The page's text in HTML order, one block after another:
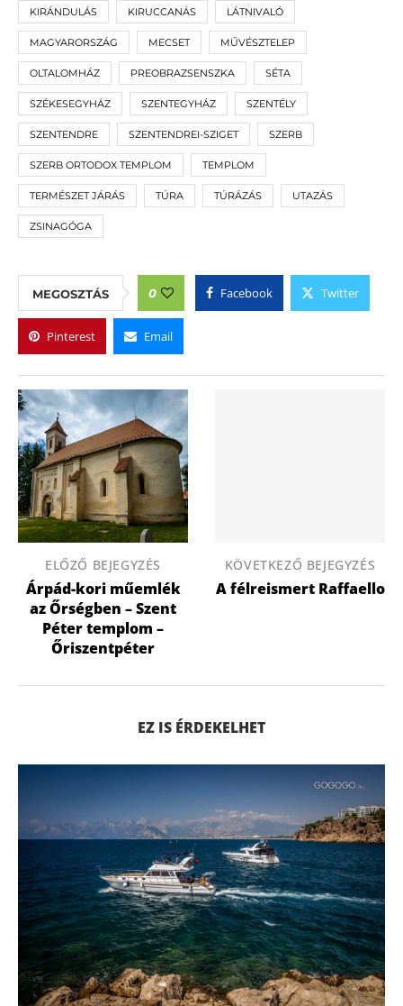
KIRÁNDULÁS KIRUCCANÁS LÁTNIVALÓ
MAGYARORSZÁG MECSET MŰVÉSZTELEP
OLTALOMHÁZ PREOBRAZSENSZKA SÉTA
SZÉKESEGYHÁZ SZENTEGYHÁZ SZENTÉLY
SZENTENDRE SZENTENDREI-SZIGET SZERB
SZERB ORTODOX TEMPLOM TEMPLOM
TERMÉSZET JÁRÁS TÚRA TÚRÁZÁS UTAZÁS
ZSINAGÓGA
MEGOSZTÁS 0 Facebook Twitter
Pinterest Email
ELŐZŐ BEJEGYZÉS
Árpád-kori műemlék
az Őrségben – Szent
Péter templom –
Őriszentpéter
KÖVETKEZŐ BEJEGYZÉS
A félreismert Raffaello
EZ IS ÉRDEKELHET